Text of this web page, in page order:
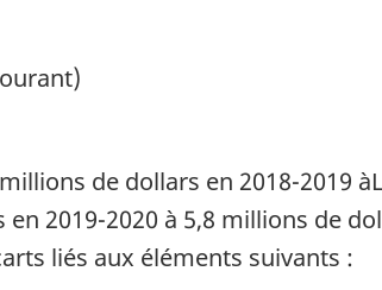
de dollars en 2018-2019
2019-2020 à 5,8 millions de
liés aux éléments suivants :